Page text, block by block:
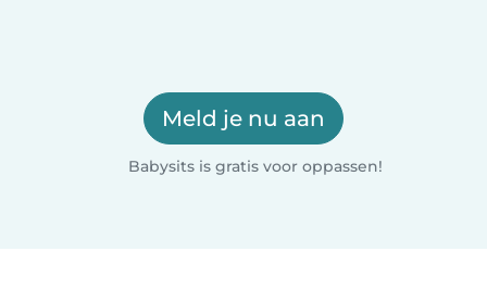
Meld je nu aan
Babysits is gratis voor oppassen!